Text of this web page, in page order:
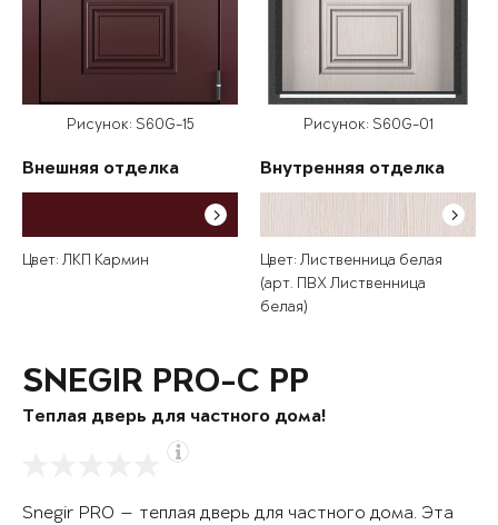
Рисунок: S60G-15
Внешняя отделка
Цвет: ЛКП Кармин
Рисунок: S60G-01
Внутренняя отделка
Цвет: Лиственница белая
(арт. ПВХ Лиственница
белая)
SNEGIR PRO-C PP
Теплая дверь для частного дома!
Snegir PRO — теплая дверь для частного дома. Эта